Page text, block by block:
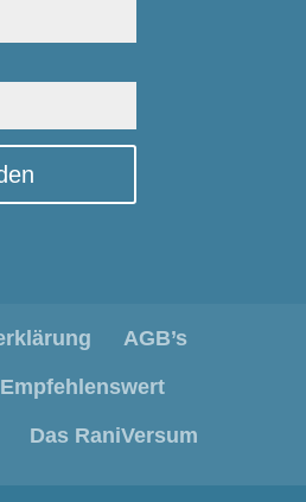
AGB’s
Empfehlenswert
Das RaniVersum